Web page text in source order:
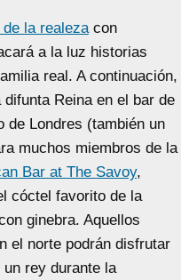
la realeza con
a la luz historias
real. A continuación,
Reina en el bar de
de Londres (también un
muchos miembros de la
Bar at The Savoy,
cóctel favorito de la
ginebra. Aquellos
el norte podrán disfrutar
rey durante la